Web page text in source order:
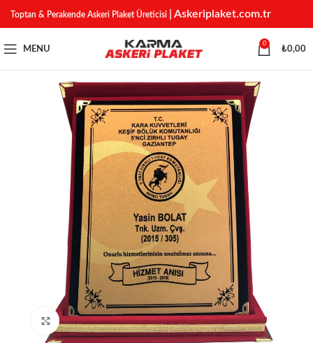
Toptan & Perakende Askeri Plaket Üreticisi | Askeriplaket.com.tr
MENU
0
₺0,00
Click to enlarge